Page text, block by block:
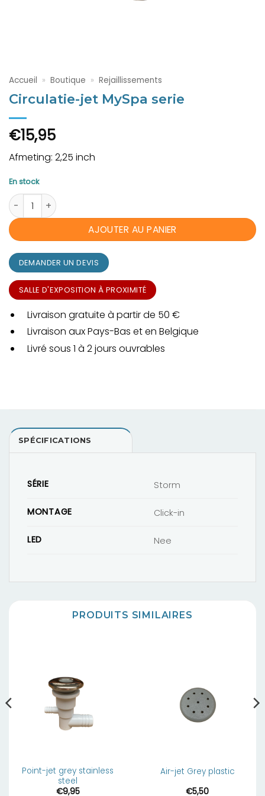
Accueil » Boutique » Rejaillissements
Circulatie-jet MySpa serie
€15,95
Afmeting: 2,25 inch
En stock
quantité de Circulatie-jet MySpa serie
AJOUTER AU PANIER
DEMANDER UN DEVIS
SALLE D'EXPOSITION À PROXIMITÉ
Livraison gratuite à partir de 50 €
Livraison aux Pays-Bas et en Belgique
Livré sous 1 à 2 jours ouvrables
SPÉCIFICATIONS
SÉRIE Storm
MONTAGE Click-in
LED Nee
PRODUITS SIMILAIRES
Point-jet grey stainless
steel
€9,95
Air-jet Grey plastic
€5,50